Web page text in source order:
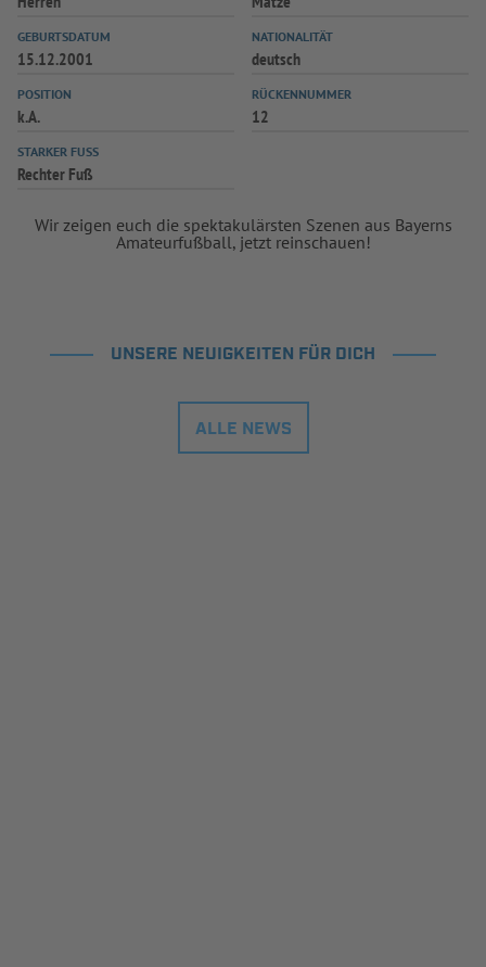
GEBURTSDATUM
15.12.2001
NATIONALITÄT
deutsch
POSITION
k.A.
RÜCKENNUMMER
12
STARKER FUSS
Rechter Fuß
Wir zeigen euch die spektakulärsten Szenen aus Bayerns
Amateurfußball, jetzt reinschauen!
UNSERE NEUIGKEITEN FÜR DICH
ALLE NEWS